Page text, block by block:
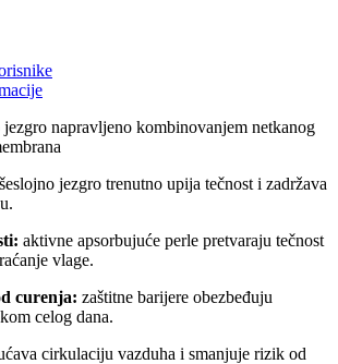
napravljeno kombinovanjem netkanog
jezgro trenutno upija tečnost i zadržava
aktivne apsorbujuće perle pretvaraju tečnost
vlage.
curenja: zaštitne barijere obezbeđuju
celog dana.
cirkulaciju vazduha i smanjuje rizik od